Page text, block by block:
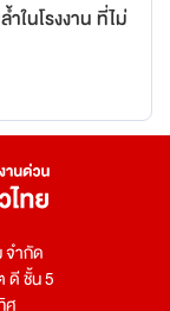
ในโรงงาน ที่ไม่
จำกัด
ดี ชั้น 5
ศ